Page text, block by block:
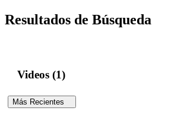
Resultados de Búsqueda
Videos (1)
Más Recientes